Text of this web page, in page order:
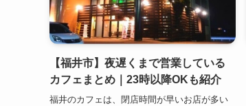
【福井市】夜遅くまで営業している
カフェまとめ｜23時以降OKも紹介
福井のカフェは、閉店時間が早いお店が多い